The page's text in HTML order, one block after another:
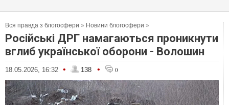
Вся правда з блогосфери » Новини блогосфери »
Російські ДРГ намагаються проникнути
вглиб української оборони - Волошин
18.05.2026, 16:32 • 138 • 0